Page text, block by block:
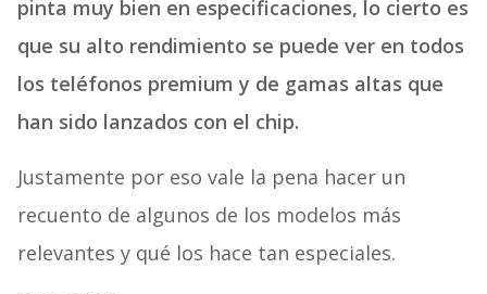
pinta muy bien en especificaciones, lo cierto es
que su alto rendimiento se puede ver en todos
los teléfonos premium y de gamas altas que
han sido lanzados con el chip.
Justamente por eso vale la pena hacer un
recuento de algunos de los modelos más
relevantes y qué los hace tan especiales.